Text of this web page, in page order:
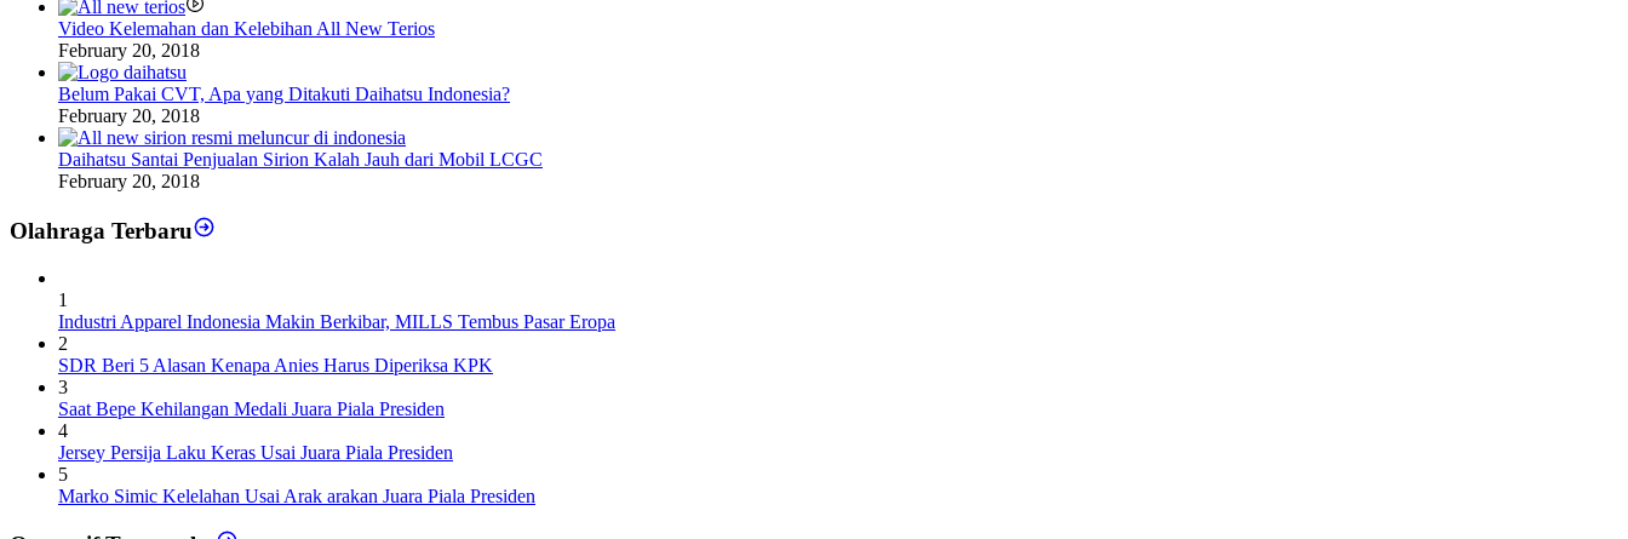
Video Kelemahan dan Kelebihan All New Terios
February 20, 2018
Belum Pakai CVT, Apa yang Ditakuti Daihatsu Indonesia?
February 20, 2018
Daihatsu Santai Penjualan Sirion Kalah Jauh dari Mobil LCGC
February 20, 2018
Olahraga Terbaru
1
Industri Apparel Indonesia Makin Berkibar, MILLS Tembus Pasar Eropa
2
SDR Beri 5 Alasan Kenapa Anies Harus Diperiksa KPK
3
Saat Bepe Kehilangan Medali Juara Piala Presiden
4
Jersey Persija Laku Keras Usai Juara Piala Presiden
5
Marko Simic Kelelahan Usai Arak arakan Juara Piala Presiden